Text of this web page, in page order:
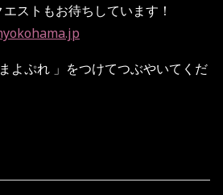
ストもお待ちしています！
よぷれ 」をつけてつぶやいてくだ